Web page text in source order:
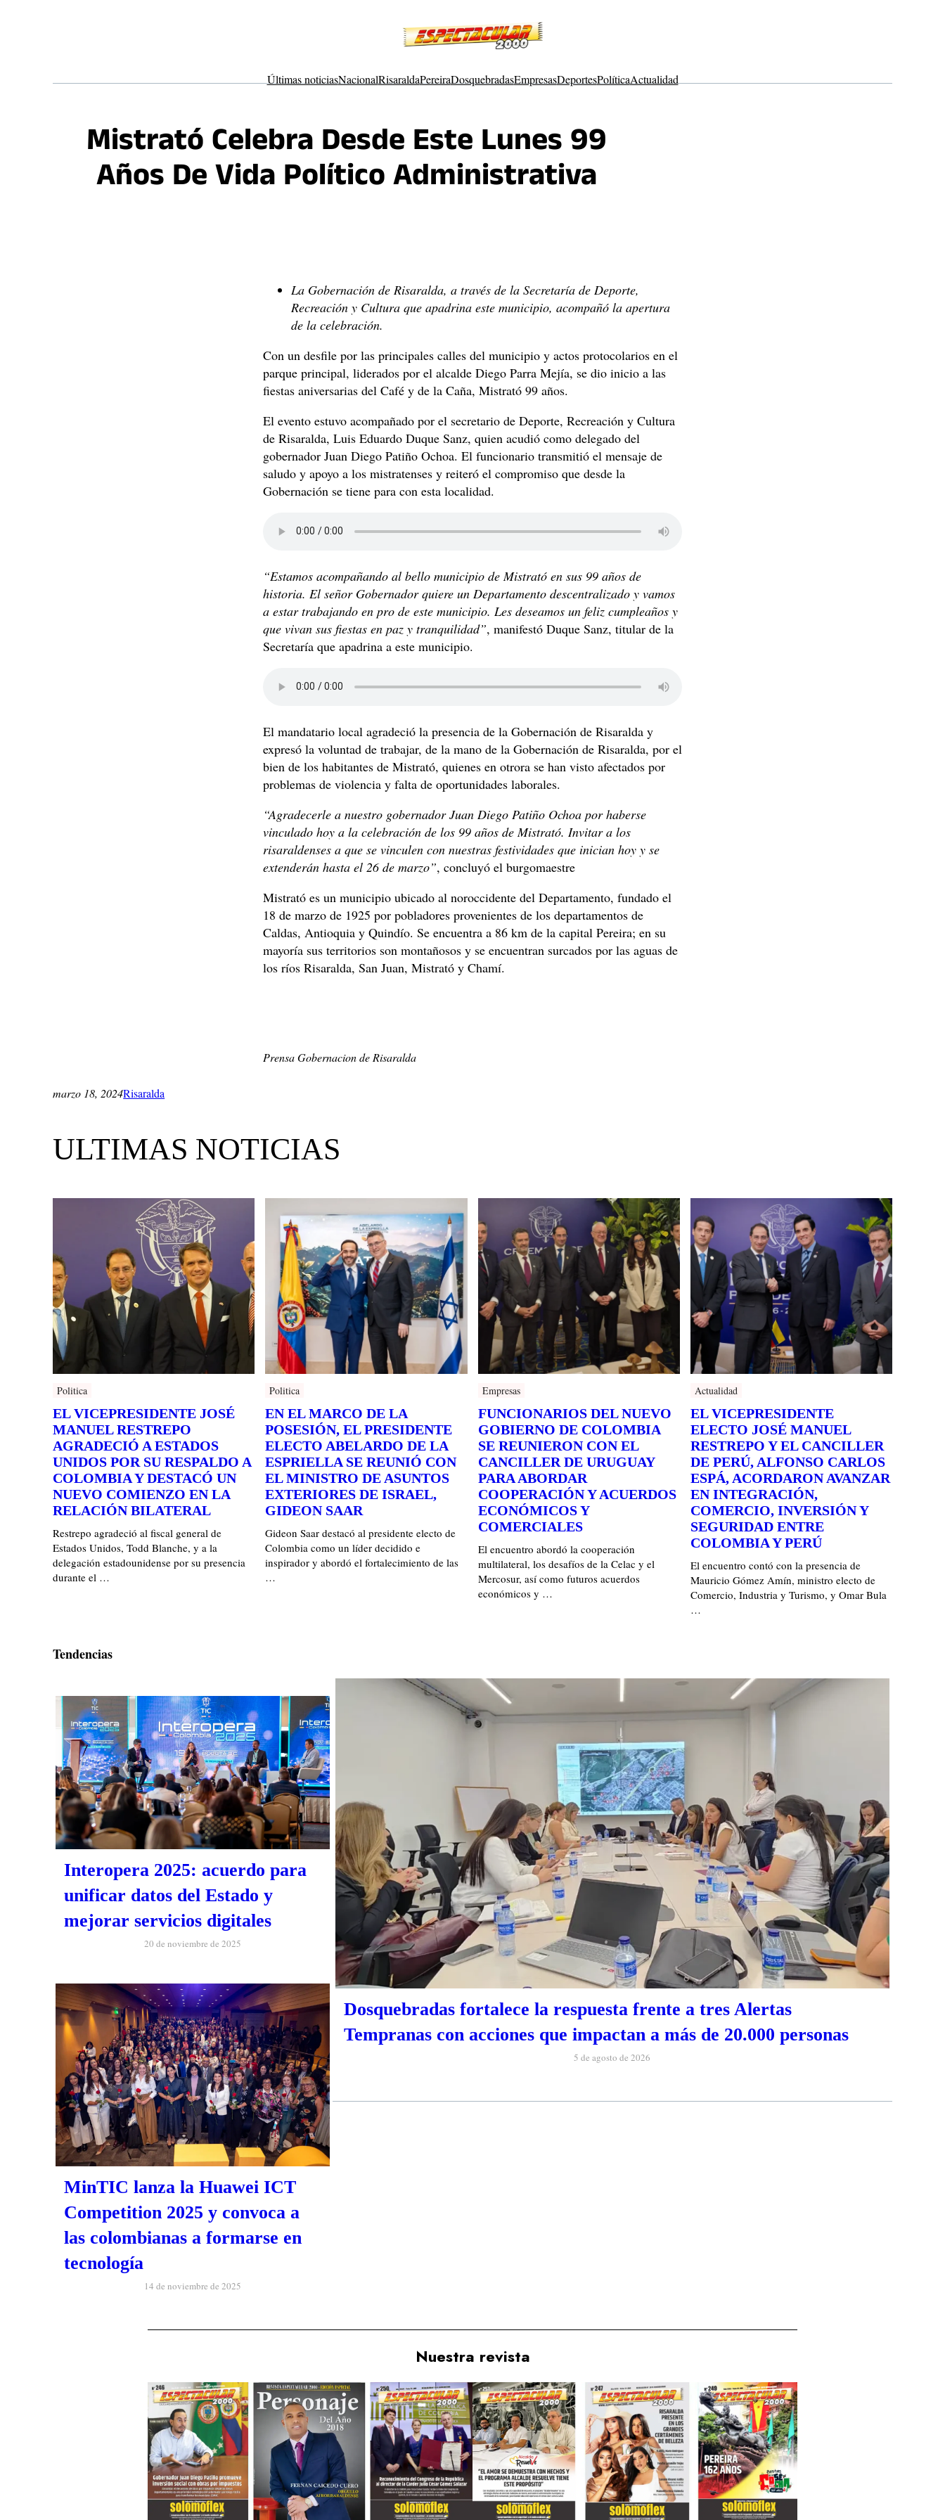
Últimas noticiasNacionalRisaraldaPereiraDosquebradasEmpresasDeportesPolíticaActualidad
Mistrató Celebra Desde Este Lunes 99
Años De Vida Político Administrativa
La Gobernación de Risaralda, a través de la Secretaría de Deporte,
Recreación y Cultura que apadrina este municipio, acompañó la apertura
de la celebración.
Con un desfile por las principales calles del municipio y actos protocolarios en el
parque principal, liderados por el alcalde Diego Parra Mejía, se dio inicio a las
fiestas aniversarias del Café y de la Caña, Mistrató 99 años.
El evento estuvo acompañado por el secretario de Deporte, Recreación y Cultura
de Risaralda, Luis Eduardo Duque Sanz, quien acudió como delegado del
gobernador Juan Diego Patiño Ochoa. El funcionario transmitió el mensaje de
saludo y apoyo a los mistratenses y reiteró el compromiso que desde la
Gobernación se tiene para con esta localidad.
“Estamos acompañando al bello municipio de Mistrató en sus 99 años de
historia. El señor Gobernador quiere un Departamento descentralizado y vamos
a estar trabajando en pro de este municipio. Les deseamos un feliz cumpleaños y
que vivan sus fiestas en paz y tranquilidad”, manifestó Duque Sanz, titular de la
Secretaría que apadrina a este municipio.
El mandatario local agradeció la presencia de la Gobernación de Risaralda y
expresó la voluntad de trabajar, de la mano de la Gobernación de Risaralda, por el
bien de los habitantes de Mistrató, quienes en otrora se han visto afectados por
problemas de violencia y falta de oportunidades laborales.
“Agradecerle a nuestro gobernador Juan Diego Patiño Ochoa por haberse
vinculado hoy a la celebración de los 99 años de Mistrató. Invitar a los
risaraldenses a que se vinculen con nuestras festividades que inician hoy y se
extenderán hasta el 26 de marzo”, concluyó el burgomaestre
Mistrató es un municipio ubicado al noroccidente del Departamento, fundado el
18 de marzo de 1925 por pobladores provenientes de los departamentos de
Caldas, Antioquia y Quindío. Se encuentra a 86 km de la capital Pereira; en su
mayoría sus territorios son montañosos y se encuentran surcados por las aguas de
los ríos Risaralda, San Juan, Mistrató y Chamí.
Prensa Gobernacion de Risaralda
marzo 18, 2024Risaralda
ULTIMAS NOTICIAS
Politica
EL VICEPRESIDENTE JOSÉ
MANUEL RESTREPO
AGRADECIÓ A ESTADOS
UNIDOS POR SU RESPALDO A
COLOMBIA Y DESTACÓ UN
NUEVO COMIENZO EN LA
RELACIÓN BILATERAL
Restrepo agradeció al fiscal general de
Estados Unidos, Todd Blanche, y a la
delegación estadounidense por su presencia
durante el …
Politica
EN EL MARCO DE LA
POSESIÓN, EL PRESIDENTE
ELECTO ABELARDO DE LA
ESPRIELLA SE REUNIÓ CON
EL MINISTRO DE ASUNTOS
EXTERIORES DE ISRAEL,
GIDEON SAAR
Gideon Saar destacó al presidente electo de
Colombia como un líder decidido e
inspirador y abordó el fortalecimiento de las
…
Empresas
FUNCIONARIOS DEL NUEVO
GOBIERNO DE COLOMBIA
SE REUNIERON CON EL
CANCILLER DE URUGUAY
PARA ABORDAR
COOPERACIÓN Y ACUERDOS
ECONÓMICOS Y
COMERCIALES
El encuentro abordó la cooperación
multilateral, los desafíos de la Celac y el
Mercosur, así como futuros acuerdos
económicos y …
Actualidad
EL VICEPRESIDENTE
ELECTO JOSÉ MANUEL
RESTREPO Y EL CANCILLER
DE PERÚ, ALFONSO CARLOS
ESPÁ, ACORDARON AVANZAR
EN INTEGRACIÓN,
COMERCIO, INVERSIÓN Y
SEGURIDAD ENTRE
COLOMBIA Y PERÚ
El encuentro contó con la presencia de
Mauricio Gómez Amín, ministro electo de
Comercio, Industria y Turismo, y Omar Bula
…
Tendencias
Interopera 2025: acuerdo para
unificar datos del Estado y
mejorar servicios digitales
20 de noviembre de 2025
MinTIC lanza la Huawei ICT
Competition 2025 y convoca a
las colombianas a formarse en
tecnología
14 de noviembre de 2025
Dosquebradas fortalece la respuesta frente a tres Alertas
Tempranas con acciones que impactan a más de 20.000 personas
5 de agosto de 2026
Nuestra revista